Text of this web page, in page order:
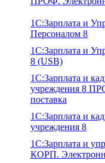
1С:Зарплата и
Персоналом 8
1С:Зарплата и
8 (USB)
1С:Зарплата и
учреждения 8
поставка
1С:Зарплата и
учреждения 8
1С:Зарплата и
КОРП.